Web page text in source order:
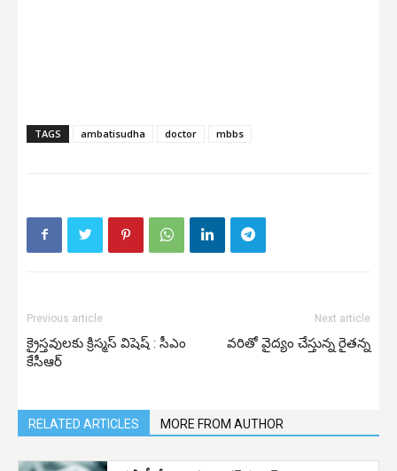
TAGS ambatisudha doctor mbbs
Previous article
క్రైస్తవులకు క్రిస్మస్ విషెష్ : సీఎం
కేసీఆర్
Next article
వరితో వైద్యం చేస్తున్న రైతన్న
RELATED ARTICLES MORE FROM AUTHOR